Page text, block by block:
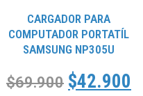
CARGADOR PARA
COMPUTADOR PORTATÍL
SAMSUNG NP305U
$69.900 $42.900